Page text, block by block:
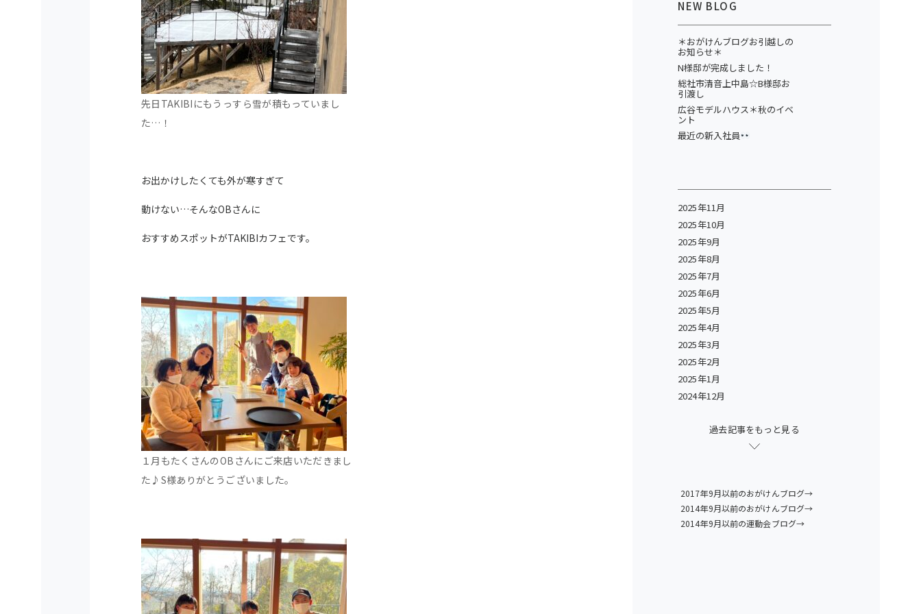
先日TAKIBIにもうっすら雪が積もっていまし
た…！
お出かけしたくても外が寒すぎて
動けない…そんなOBさんに
おすすめスポットがTAKIBIカフェです。
１月もたくさんのOBさんにご来店いただきまし
た♪S様ありがとうございました。
NEW BLOG
＊おがけんブログお引越しの
お知らせ＊
N様邸が完成しました！
総社市清音上中島☆B様邸お
引渡し
広谷モデルハウス＊秋のイベ
ント
最近の新入社員
2025年11月
2025年10月
2025年9月
2025年8月
2025年7月
2025年6月
2025年5月
2025年4月
2025年3月
2025年2月
2025年1月
2024年12月
過去記事をもっと見る
2017年9月以前のおがけんブログ→
2014年9月以前のおがけんブログ→
2014年9月以前の運動会ブログ→